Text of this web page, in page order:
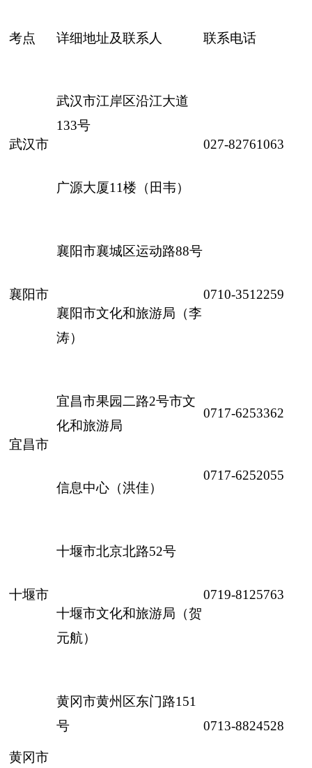
考点 详细地址及联系人 联系电话
武汉市
武汉市江岸区沿江大道
133号
广源大厦11楼（田韦）
027-82761063
襄阳市
襄阳市襄城区运动路88号
襄阳市文化和旅游局（李
涛）
0710-3512259
宜昌市
宜昌市果园二路2号市文
化和旅游局
信息中心（洪佳）
0717-6253362
0717-6252055
十堰市
十堰市北京北路52号
十堰市文化和旅游局（贺
元航）
0719-8125763
黄冈市
黄冈市黄州区东门路151
号
0713-8824528